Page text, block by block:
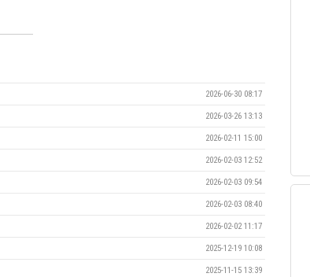
2026-06-30 08:17
2026-03-26 13:13
2026-02-11 15:00
2026-02-03 12:52
2026-02-03 09:54
2026-02-03 08:40
2026-02-02 11:17
2025-12-19 10:08
2025-11-15 13:39